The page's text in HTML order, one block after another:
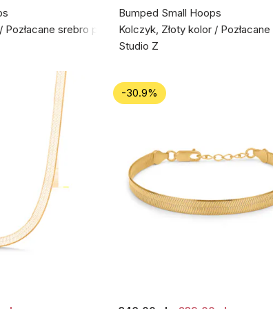
Pozłacane srebro próby 925
Bumped Small Hoops
Kolczyk, Złoty kolor /
Studio Z
-30.9%